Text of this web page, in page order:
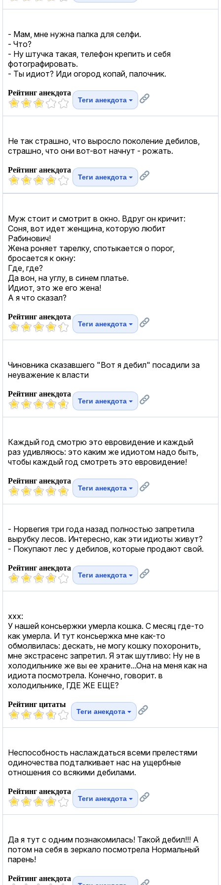
- Мам, мне нужна палка для селфи.
- Что?
- Ну штучка такая, телефон крепить и себя
фотографировать.
- Ты идиот? Иди огород копай, палочник.
Рейтинг анекдота
Теги анекдота
Не так страшно, что выросло поколение дебилов,
страшно, что они вот-вот начнут - рожать.
Рейтинг анекдота
Теги анекдота
Муж стоит и смотрит в окно. Вдруг он кричит:
Соня, вот идет женщина, которую любит
Рабинович!
Жена роняет тарелку, спотыкается о порог,
бросается к окну:
Где, где?
Да вон, на углу, в синем платье.
Идиот, это же его жена!
А я что сказал?
Рейтинг анекдота
Теги анекдота
Чиновника сказавшего "Вот я дебил" посадили за
неуважение к власти
Рейтинг анекдота
Теги анекдота
Каждый год смотрю это евровидение и каждый
раз удивляюсь: это каким же идиотом надо быть,
чтобы каждый год смотреть это евровидение!
Рейтинг анекдота
Теги анекдота
- Норвегия три года назад полностью запретила
вырубку лесов. Интересно, как эти идиоты живут?
- Покупают лес у дебилов, которые продают свой.
Рейтинг анекдота
Теги анекдота
xxx:
У нашей консьержки умерла кошка. С месяц где-то
как умерла. И тут консьержка мне как-то
обмолвилась: дескать, не могу кошку похоронить,
мне экстрасенс запретил. Я этак шутливо: Ну не в
холодильнике же вы ее храните...Она на меня как на
идиота посмотрела. Конечно, говорит. в
холодильнике, ГДЕ ЖЕ ЕЩЕ?
Рейтинг цитаты
Теги анекдота
Неспособность наслаждаться всеми прелестями
одиночества подталкивает нас на ущербные
отношения со всякими дебилами.
Рейтинг анекдота
Теги анекдота
Да я тут с одним познакомилась! Такой дебил!!! А
потом на себя в зеркало посмотрела Нормальный
парень!
Рейтинг анекдота